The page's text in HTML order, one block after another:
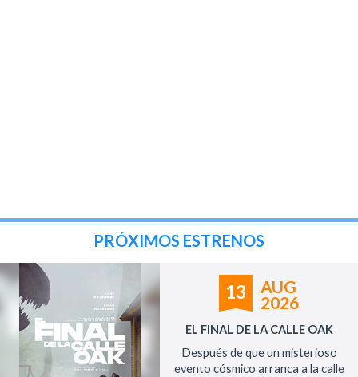
PRÓXIMOS ESTRENOS
13
AUG
2026
EL FINAL DE LA CALLE OAK
Después de que un misterioso
evento cósmico arranca a la calle